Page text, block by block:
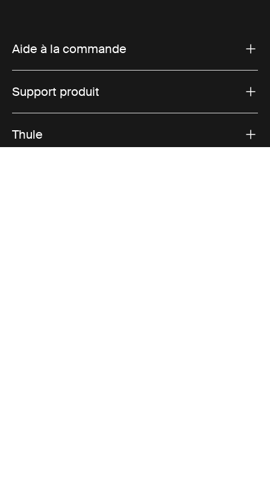
Aide à la commande
Support produit
Thule